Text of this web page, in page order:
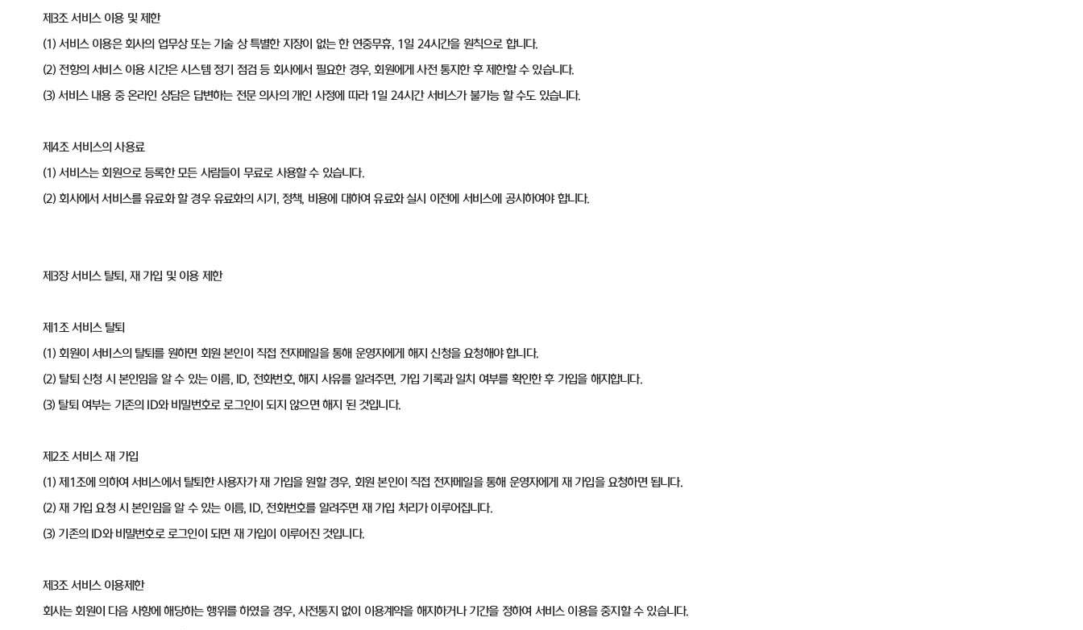
제3조 서비스 이용 및 제한
(1) 서비스 이용은 회사의 업무상 또는 기술 상 특별한 지장이 없는 한 연중무휴, 1일 24시간을 원칙으로 합니다.
(2) 전항의 서비스 이용 시간은 시스템 정기 점검 등 회사에서 필요한 경우, 회원에게 사전 통지한 후 제한할 수 있습니다.
(3) 서비스 내용 중 온라인 상담은 답변하는 전문 의사의 개인 사정에 따라 1일 24시간 서비스가 불가능 할 수도 있습니다.
제4조 서비스의 사용료
(1) 서비스는 회원으로 등록한 모든 사람들이 무료로 사용할 수 있습니다.
(2) 회사에서 서비스를 유료화 할 경우 유료화의 시기, 정책, 비용에 대하여 유료화 실시 이전에 서비스에 공시하여야 합니다.
제3장 서비스 탈퇴, 재 가입 및 이용 제한
제1조 서비스 탈퇴
(1) 회원이 서비스의 탈퇴를 원하면 회원 본인이 직접 전자메일을 통해 운영자에게 해지 신청을 요청해야 합니다.
(2) 탈퇴 신청 시 본인임을 알 수 있는 이름, ID, 전화번호, 해지 사유를 알려주면, 가입 기록과 일치 여부를 확인한 후 가입을 해지합니다.
(3) 탈퇴 여부는 기존의 ID와 비밀번호로 로그인이 되지 않으면 해지 된 것입니다.
제2조 서비스 재 가입
(1) 제1조에 의하여 서비스에서 탈퇴한 사용자가 재 가입을 원할 경우, 회원 본인이 직접 전자메일을 통해 운영자에게 재 가입을 요청하면 됩니다.
(2) 재 가입 요청 시 본인임을 알 수 있는 이름, ID, 전화번호를 알려주면 재 가입 처리가 이루어집니다.
(3) 기존의 ID와 비밀번호로 로그인이 되면 재 가입이 이루어진 것입니다.
제3조 서비스 이용제한
회사는 회원이 다음 사항에 해당하는 행위를 하였을 경우, 사전통지 없이 이용계약을 해지하거나 기간을 정하여 서비스 이용을 중지할 수 있습니다.